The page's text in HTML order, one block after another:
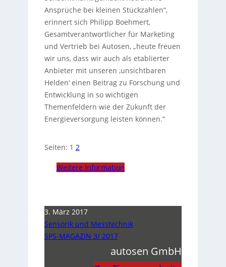
Ansprüche bei kleinen Stückzahlen“,
erinnert sich Philipp Boehmert,
Gesamtverantwortlicher für Marketing
und Vertrieb bei Autosen, „heute freuen
wir uns, dass wir auch als etablierter
Anbieter mit unseren ‚unsichtbaren
Helden‘ einen Beitrag zu Forschung und
Entwicklung in so wichtigen
Themenfeldern wie der Zukunft der
Energieversorgung leisten können.“
Seiten: 1 2
Weitere Information
3. März 2017
Sensorik und Messtechnik
SPS-MAGAZIN 3/ 2017
autosen GmbH